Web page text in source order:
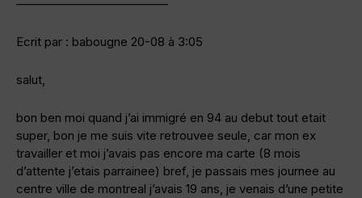
————————————–
Ecrit par : babougne 20-08 à 3:05
salut,
bon ben moi quand j’ai immigré en 94 au debut tout etait
super, bon je me suis vite retrouvee seule, car mon ex
travailler et moi j’avais pas encore ma carte (8 mois
d’attente j’etais parrainee) bref, je passais mes journee au
centre ville de montreal j’avais 19 ans, je venais d’une petite